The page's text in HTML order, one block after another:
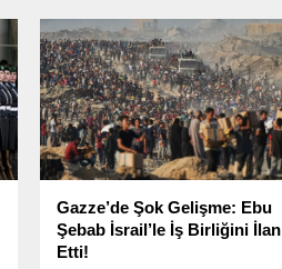
Gazze’de Şok Gelişme: Ebu
Şebab İsrail’le İş Birliğini İlan
Etti!